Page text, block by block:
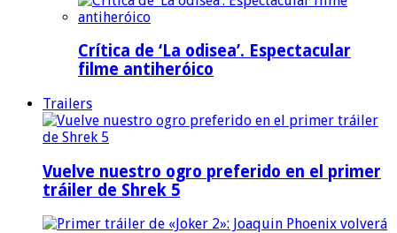
Crítica de ‘La odisea’. Espectacular
filme antiheróico
Trailers
Vuelve nuestro ogro preferido en el primer
tráiler de Shrek 5